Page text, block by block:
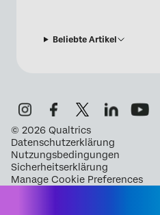
Beliebte Artikel
© 2026 Qualtrics
Datenschutzerklärung
Nutzungsbedingungen
Sicherheitserklärung
Manage Cookie Preferences